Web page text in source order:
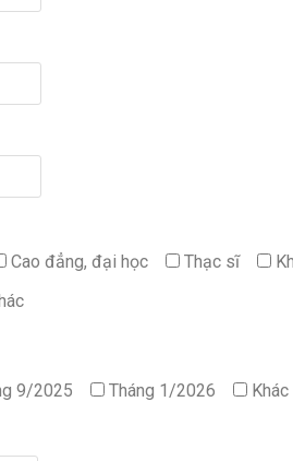
Cao đẳng, đại học Thạc sĩ
9/2025 Tháng 1/2026 Khác